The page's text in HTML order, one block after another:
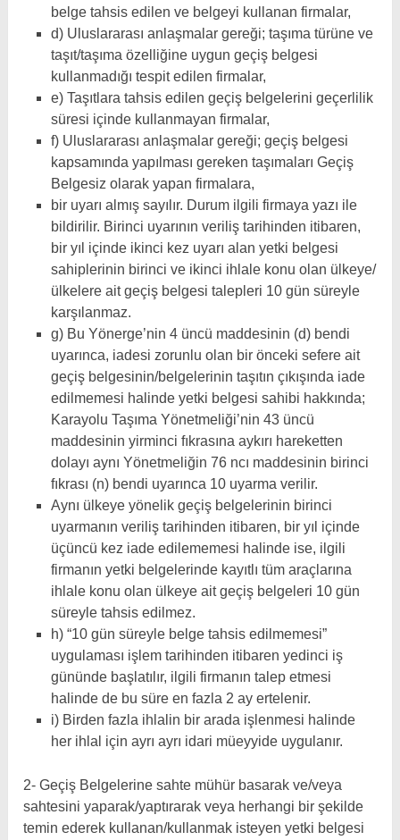
belge tahsis edilen ve belgeyi kullanan firmalar,
d) Uluslararası anlaşmalar gereği; taşıma türüne ve
taşıt/taşıma özelliğine uygun geçiş belgesi
kullanmadığı tespit edilen firmalar,
e) Taşıtlara tahsis edilen geçiş belgelerini geçerlilik
süresi içinde kullanmayan firmalar,
f) Uluslararası anlaşmalar gereği; geçiş belgesi
kapsamında yapılması gereken taşımaları Geçiş
Belgesiz olarak yapan firmalara,
bir uyarı almış sayılır. Durum ilgili firmaya yazı ile
bildirilir. Birinci uyarının veriliş tarihinden itibaren,
bir yıl içinde ikinci kez uyarı alan yetki belgesi
sahiplerinin birinci ve ikinci ihlale konu olan ülkeye/
ülkelere ait geçiş belgesi talepleri 10 gün süreyle
karşılanmaz.
g) Bu Yönerge’nin 4 üncü maddesinin (d) bendi
uyarınca, iadesi zorunlu olan bir önceki sefere ait
geçiş belgesinin/belgelerinin taşıtın çıkışında iade
edilmemesi halinde yetki belgesi sahibi hakkında;
Karayolu Taşıma Yönetmeliği’nin 43 üncü
maddesinin yirminci fıkrasına aykırı hareketten
dolayı aynı Yönetmeliğin 76 ncı maddesinin birinci
fıkrası (n) bendi uyarınca 10 uyarma verilir.
Aynı ülkeye yönelik geçiş belgelerinin birinci
uyarmanın veriliş tarihinden itibaren, bir yıl içinde
üçüncü kez iade edilememesi halinde ise, ilgili
firmanın yetki belgelerinde kayıtlı tüm araçlarına
ihlale konu olan ülkeye ait geçiş belgeleri 10 gün
süreyle tahsis edilmez.
h) “10 gün süreyle belge tahsis edilmemesi”
uygulaması işlem tarihinden itibaren yedinci iş
gününde başlatılır, ilgili firmanın talep etmesi
halinde de bu süre en fazla 2 ay ertelenir.
i) Birden fazla ihlalin bir arada işlenmesi halinde
her ihlal için ayrı ayrı idari müeyyide uygulanır.
2- Geçiş Belgelerine sahte mühür basarak ve/veya
sahtesini yaparak/yaptırarak veya herhangi bir şekilde
temin ederek kullanan/kullanmak isteyen yetki belgesi